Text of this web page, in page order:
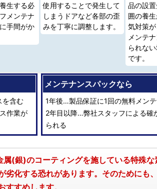
生する必
メンテナ
手間がか
使用することで発生して
しまうドアなど各部の歪
みを丁寧に調整します。
品の設
囲の養
気対策が
メンテ
られな
です。
を含む
作業が
メンテナンスパックなら
1年後…製品保証に1回の無料メン
2年目以降…弊社スタッフによる確
られる
(銀)のコーティングを施している特殊な
劣化する恐れがあります。そのためにも
すめします。